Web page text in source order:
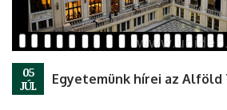
05
JÚL
Egyetemünk hírei az Alföld